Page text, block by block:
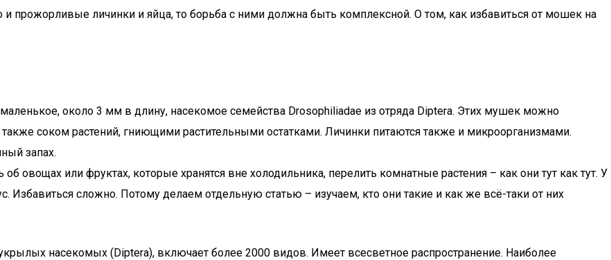
прожорливые личинки и яйца, то борьба с ними должна быть комплексной. О том, как избавиться от мошек на
около 3 мм в длину, насекомое семейства Drosophiliadae из отряда Diptera. Этих мушек можно
соком растений, гниющими растительными остатками. Личинки питаются также и микроорганизмами.
запах.
овощах или фруктах, которые хранятся вне холодильника, перелить комнатные растения – как они тут как тут. У
Избавиться сложно. Потому делаем отдельную статью – изучаем, кто они такие и как же всё-таки от них
насекомых (Diptera), включает более 2000 видов. Имеет всесветное распространение. Наиболее